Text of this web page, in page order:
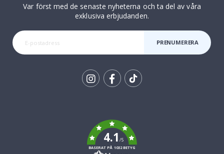
Var först med de senaste nyheterna och ta del av våra
exklusiva erbjudanden.
PRENUMERERA
4.1/5
BASERAT PÅ 1032 BETYG